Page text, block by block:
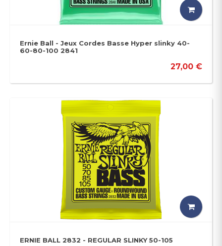
Ernie Ball - Jeux Cordes Basse Hyper slinky 40-
60-80-100 2841
27,00 €
ERNIE BALL 2832 - REGULAR SLINKY 50-105